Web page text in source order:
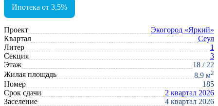
Ипотека от 3,5%
Проект
Экогород «Яркий»
Квартал
Сеул
Литер
1
Секция
3
Этаж
18 / 22
Жилая площадь
8.9 м2
Номер
185
Срок сдачи
2 квартал 2026
Заселение
4 квартал 2026